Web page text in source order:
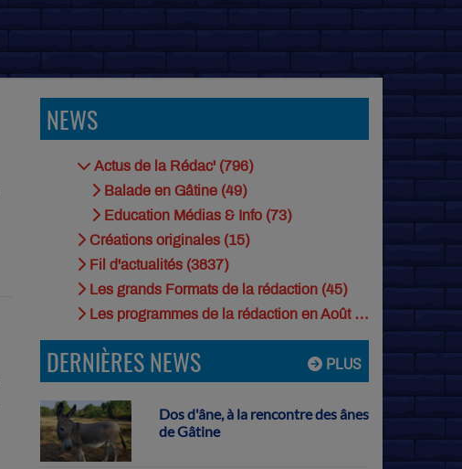
NEWS
Actus de la Rédac' (796)
Balade en Gâtine (49)
Education Médias & Info (73)
Créations originales (15)
Fil d'actualités (3837)
Les grands Formats de la rédaction (45)
Les programmes de la rédaction en Août (9)
PLUS
DERNIÈRES NEWS
Dos d'âne, à la rencontre des ânes
de Gâtine